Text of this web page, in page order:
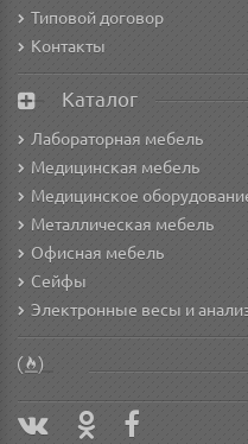
Типовой договор
Контакты
Каталог
Лабораторная мебель
Медицинская мебель
Медицинское
Металлическая мебель
Офисная мебель
Сейфы
Электронные весы и